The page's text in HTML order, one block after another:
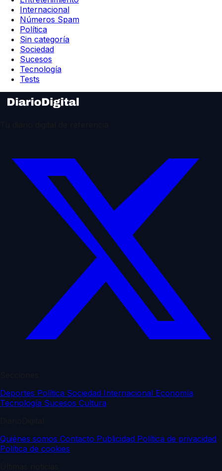
Internacional
Números Spam
Política
Sin categoría
Sociedad
Sucesos
Tecnología
Tests
Deportes Política Sociedad Internacional Economía
Tecnología Sucesos Cultura
Quiénes somos Contacto Publicidad Política de privacidad
Política de cookies